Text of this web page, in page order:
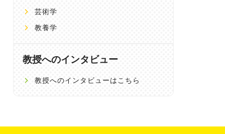
芸術学
教養学
教授へのインタビュー
教授へのインタビューはこちら